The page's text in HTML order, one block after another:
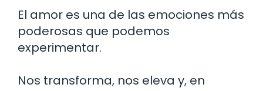
El amor es una de las emociones más
poderosas que podemos
experimentar.
Nos transforma, nos eleva y, en